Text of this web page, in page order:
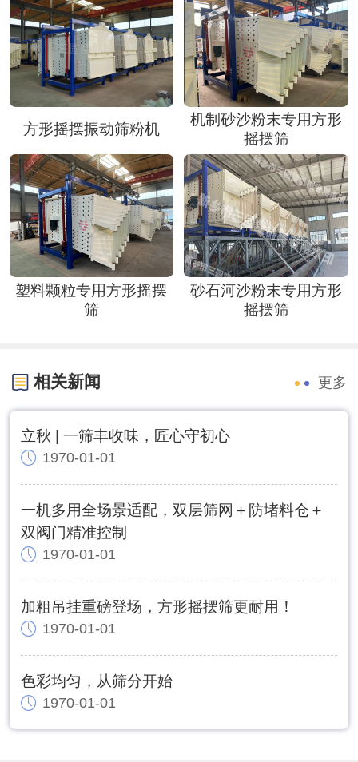
方形摇摆振动筛粉机
机制砂沙粉末专用方形
摇摆筛
塑料颗粒专用方形摇摆
筛
砂石河沙粉末专用方形
摇摆筛
相关新闻 更多
立秋 | 一筛丰收味，匠心守初心
1970-01-01
一机多用全场景适配，双层筛网＋防堵料仓＋
双阀门精准控制
1970-01-01
加粗吊挂重磅登场，方形摇摆筛更耐用！
1970-01-01
色彩均匀，从筛分开始
1970-01-01